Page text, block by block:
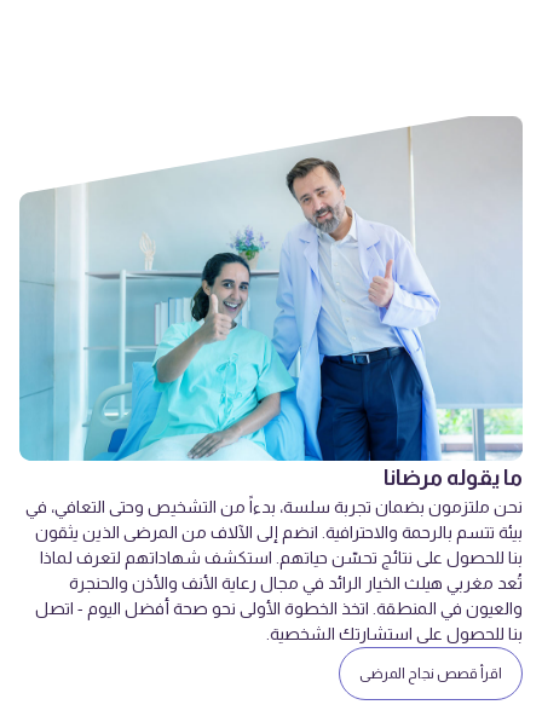
ما يقوله مرضانا
نحن ملتزمون بضمان تجربة سلسة، بدءاً من التشخيص وحتى التعافي، في
بيئة تتسم بالرحمة والاحترافية. انضم إلى الآلاف من المرضى الذين يثقون
بنا للحصول على نتائج تحسّن حياتهم. استكشف شهاداتهم لتعرف لماذا
تُعد مغربي هيلث الخيار الرائد في مجال رعاية الأنف والأذن والحنجرة
والعيون في المنطقة. اتخذ الخطوة الأولى نحو صحة أفضل اليوم - اتصل
بنا للحصول على استشارتك الشخصية.
اقرأ قصص نجاح المرضى